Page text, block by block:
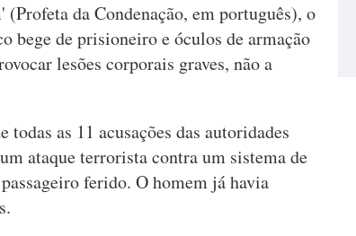
da Condenação, em português), o
bege de prisioneiro e óculos de armação
lesões corporais graves, não a
as 11 acusações das autoridades
ataque terrorista contra um sistema de
ferido. O homem já havia